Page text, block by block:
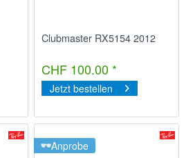
Clubmaster RX5154 2012
CHF 100.00 *
Jetzt bestellen
Anprobe